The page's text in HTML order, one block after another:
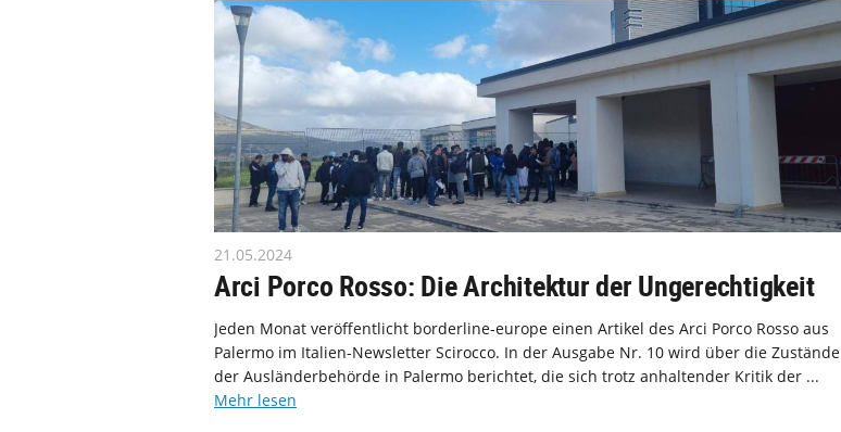
21.05.2024
Arci Porco Rosso: Die Architektur der Ungerechtigkeit
Jeden Monat veröffentlicht borderline-europe einen Artikel des Arci Porco Rosso aus
Palermo im Italien-Newsletter Scirocco. In der Ausgabe Nr. 10 wird über die Zustände
der Ausländerbehörde in Palermo berichtet, die sich trotz anhaltender Kritik der ...
Mehr lesen